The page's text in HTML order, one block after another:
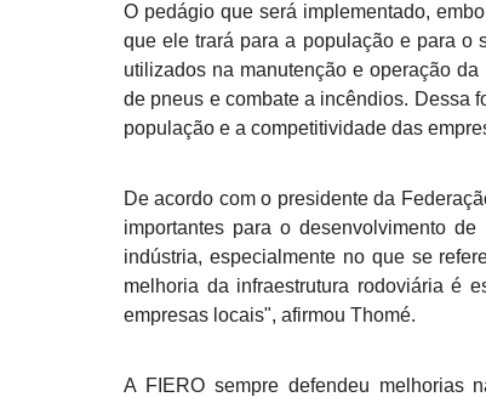
O pedágio que será implementado,
que ele trará para a população e para o
utilizados na manutenção e operação
de pneus e combate a incêndios. Dessa
população e a competitividade das
De acordo com o presidente da
importantes para o desenvolvimento
indústria, especialmente no que se
melhoria da infraestrutura rodoviária é
empresas locais", afirmou Thomé.
A FIERO sempre defendeu melhorias